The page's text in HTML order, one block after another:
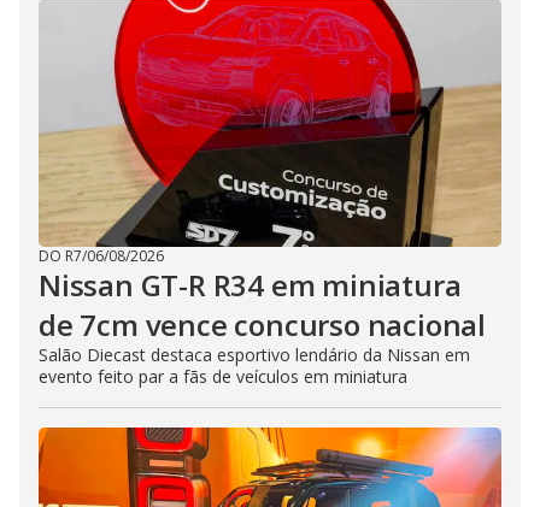
DO R7/06/08/2026
Nissan GT-R R34 em miniatura
de 7cm vence concurso nacional
Salão Diecast destaca esportivo lendário da Nissan em
evento feito par a fãs de veículos em miniatura